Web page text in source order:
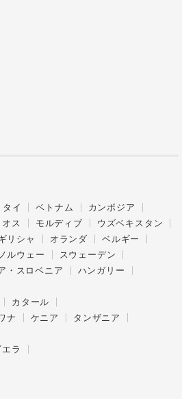
タイ ベトナム
カンボジア
オス モルディブ
ウズベキスタン
リシャ オランダ
ベルギー
ノルウェー
スウェーデン
・スロベニア
ハンガリー
カタール
ナ ケニア
タンザニア
ラ